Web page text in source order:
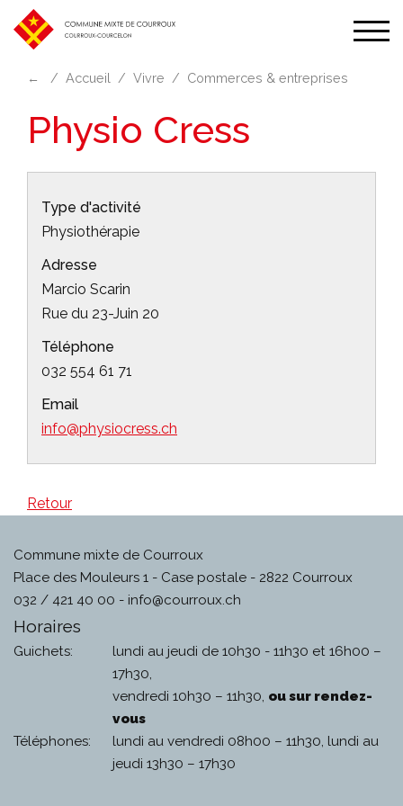
← Accueil Vivre Commerces & entreprises
Physio Cress
Type d'activité
Physiothérapie
Adresse
Marcio Scarin
Rue du 23-Juin 20
Téléphone
032 554 61 71
Email
info@physiocress.ch
Retour
Commune mixte de Courroux
Place des Mouleurs 1 - Case postale - 2822 Courroux
032 / 421 40 00 - info@courroux.ch
Horaires
Guichets:
lundi au jeudi de 10h30 - 11h30 et 16h00 –
17h30,
vendredi 10h30 – 11h30, ou sur rendez-
vous
Téléphones:
lundi au vendredi 08h00 – 11h30, lundi au
jeudi 13h30 – 17h30